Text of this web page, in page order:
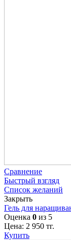
Сравнение
Быстрый взгляд
Список желаний
Закрыть
Гель для
Оценка 0 из 5
Цена: 2 950 тг.
Купить